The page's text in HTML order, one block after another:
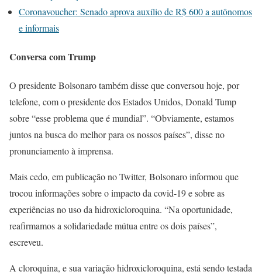
Coronavoucher: Senado aprova auxílio de R$ 600 a autônomos
e informais
Conversa com Trump
O presidente Bolsonaro também disse que conversou hoje, por
telefone, com o presidente dos Estados Unidos, Donald Tump
sobre “esse problema que é mundial”. “Obviamente, estamos
juntos na busca do melhor para os nossos países”, disse no
pronunciamento à imprensa.
Mais cedo, em publicação no Twitter, Bolsonaro informou que
trocou informações sobre o impacto da covid-19 e sobre as
experiências no uso da hidroxicloroquina. “Na oportunidade,
reafirmamos a solidariedade mútua entre os dois países”,
escreveu.
A cloroquina, e sua variação hidroxicloroquina, está sendo testada